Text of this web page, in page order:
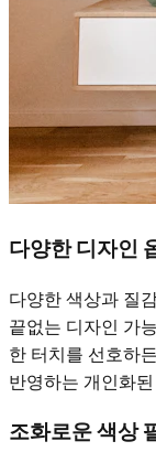
다양한 디자인
다양한 색상과 질
끝없는 디자인 가
한 터치를 선호하
반영하는 개인화
조화로운 색상